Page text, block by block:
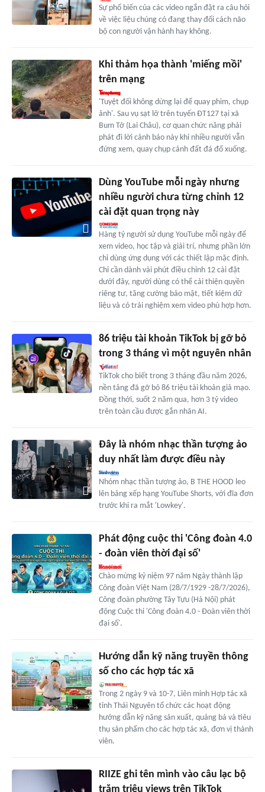
Sự phổ biến của các video ngắn đặt ra câu hỏi
về việc liệu chúng có đang thay đổi cách não
bộ con người vận hành hay không.
Khi thảm họa thành 'miếng mồi'
trên mạng
'Tuyệt đối không dừng lại để quay phim, chụp
ảnh'. Sau vụ sạt lở trên tuyến ĐT127 tại xã
Bum Tở (Lai Châu), cơ quan chức năng phải
phát đi lời cảnh báo này khi nhiều người vẫn
đứng xem, quay chụp cảnh đất đá đổ xuống.
Dùng YouTube mỗi ngày nhưng
nhiều người chưa từng chỉnh 12
cài đặt quan trọng này
Hàng tỷ người sử dụng YouTube mỗi ngày để
xem video, học tập và giải trí, nhưng phần lớn
chỉ dùng ứng dụng với các thiết lập mặc định.
Chỉ cần dành vài phút điều chỉnh 12 cài đặt
dưới đây, người dùng có thể cải thiện quyền
riêng tư, tăng cường bảo mật, tiết kiệm dữ
liệu và có trải nghiệm xem video phù hợp hơn.
86 triệu tài khoản TikTok bị gỡ bỏ
trong 3 tháng vì một nguyên nhân
TikTok cho biết trong 3 tháng đầu năm 2026,
nền tảng đã gỡ bỏ 86 triệu tài khoản giả mạo.
Đồng thời, suốt 2 năm qua, hơn 3 tỷ video
trên toàn cầu được gắn nhãn AI.
Đây là nhóm nhạc thần tượng ảo
duy nhất làm được điều này
Nhóm nhạc thần tượng ảo, B THE HOOD leo
lên bảng xếp hạng YouTube Shorts, với đĩa đơn
trước khi ra mắt 'Lowkey'.
Phát động cuộc thi 'Công đoàn 4.0
- đoàn viên thời đại số'
Chào mừng kỷ niệm 97 năm Ngày thành lập
Công đoàn Việt Nam (28/7/1929 -28/7/2026),
Công đoàn phường Tây Tựu (Hà Nội) phát
động Cuộc thi 'Công đoàn 4.0 - Đoàn viên thời
đại số'.
Hướng dẫn kỹ năng truyền thông
số cho các hợp tác xã
Trong 2 ngày 9 và 10-7, Liên minh Hợp tác xã
tỉnh Thái Nguyên tổ chức các hoạt động
hướng dẫn kỹ năng sản xuất, quảng bá và tiêu
thụ sản phẩm cho các hợp tác xã, đơn vị thành
viên.
RIIZE ghi tên mình vào câu lạc bộ
trăm triệu views trên TikTok